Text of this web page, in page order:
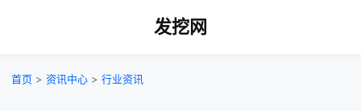
发挖网
首页 > 资讯中心 > 行业资讯